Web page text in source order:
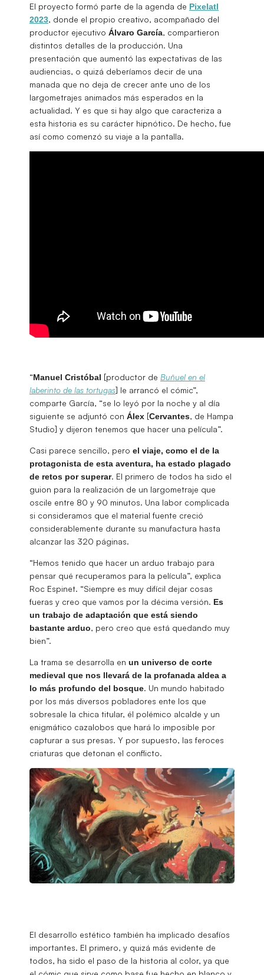
El proyecto formó parte de la agenda de Pixelatl
2023, donde el propio creativo, acompañado del
productor ejecutivo Álvaro García, compartieron
distintos detalles de la producción. Una
presentación que aumentó las expectativas de las
audiencias, o quizá deberíamos decir de una
manada que no deja de crecer ante uno de los
largometrajes animados más esperados en la
actualidad. Y es que si hay algo que caracteriza a
esta historia es su carácter hipnótico. De hecho, fue
así como comenzó su viaje a la pantalla.
“Manuel Cristóbal [productor de Buñuel en el
laberinto de las tortugas] le arrancó el cómic”,
comparte García, “se lo leyó por la noche y al día
siguiente se adjuntó con Álex [Cervantes, de Hampa
Studio] y dijeron tenemos que hacer una película”.
Casi parece sencillo, pero el viaje, como el de la
protagonista de esta aventura, ha estado plagado
de retos por superar. El primero de todos ha sido el
guion para la realización de un largometraje que
oscile entre 80 y 90 minutos. Una labor complicada
si consideramos que el material fuente creció
considerablemente durante su manufactura hasta
alcanzar las 320 páginas.
“Hemos tenido que hacer un arduo trabajo para
pensar qué recuperamos para la película”, explica
Roc Espinet. “Siempre es muy difícil dejar cosas
fueras y creo que vamos por la décima versión. Es
un trabajo de adaptación que está siendo
bastante arduo, pero creo que está quedando muy
bien”.
La trama se desarrolla en un universo de corte
medieval que nos llevará de la profanada aldea a
lo más profundo del bosque. Un mundo habitado
por los más diversos pobladores ente los que
sobresale la chica titular, él polémico alcalde y un
enigmático cazalobos que hará lo imposible por
capturar a sus presas. Y por supuesto, las feroces
criaturas que detonan el conflicto.
El desarrollo estético también ha implicado desafíos
importantes. El primero, y quizá más evidente de
todos, ha sido el paso de la historia al color, ya que